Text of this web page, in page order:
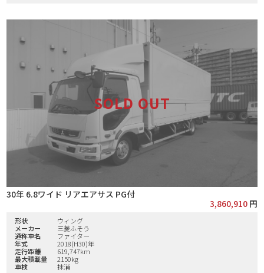
30年 6.8ワイド リアエアサス PG付
3,860,910円
形状
ウィング
メーカー
三菱ふそう
通称車名
ファイター
年式
2018(H30)年
走行距離
619,747km
最大積載量
2150kg
車検
抹消